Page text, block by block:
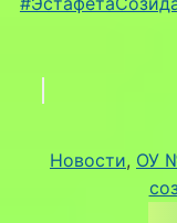
Новости, ОУ